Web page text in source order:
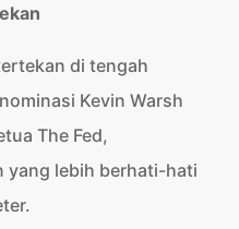
di tengah
Kevin Warsh
The Fed,
yang lebih berhati-hati